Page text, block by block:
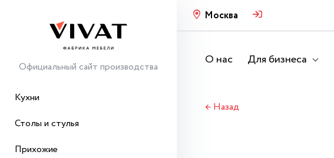
Официальный сайт производства
Кухни
Столы и стулья
Прихожие
Москва
О нас Для бизнеса
← Назад